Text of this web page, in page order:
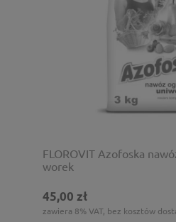
FLOROVIT Azofoska
worek
45,00 zł
zawiera 8% VAT, bez kosztów